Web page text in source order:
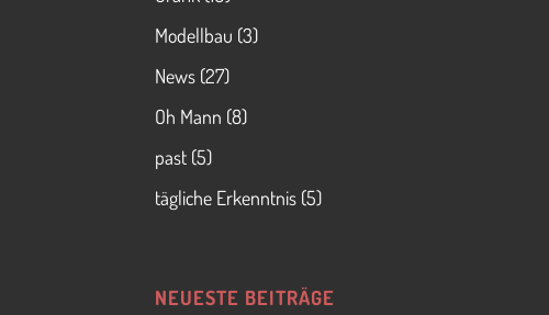
Modellbau (3)
News (27)
Oh Mann (8)
past (5)
tägliche Erkenntnis (5)
NEUESTE BEITRÄGE